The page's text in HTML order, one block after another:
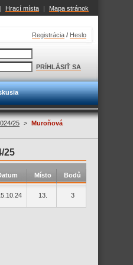
| Hrací místa | Mapa stránok
Registrácia / Heslo
PRÍHLÁSIŤ SA
25 > Muroňová
25
Místo Bodů
13. 3